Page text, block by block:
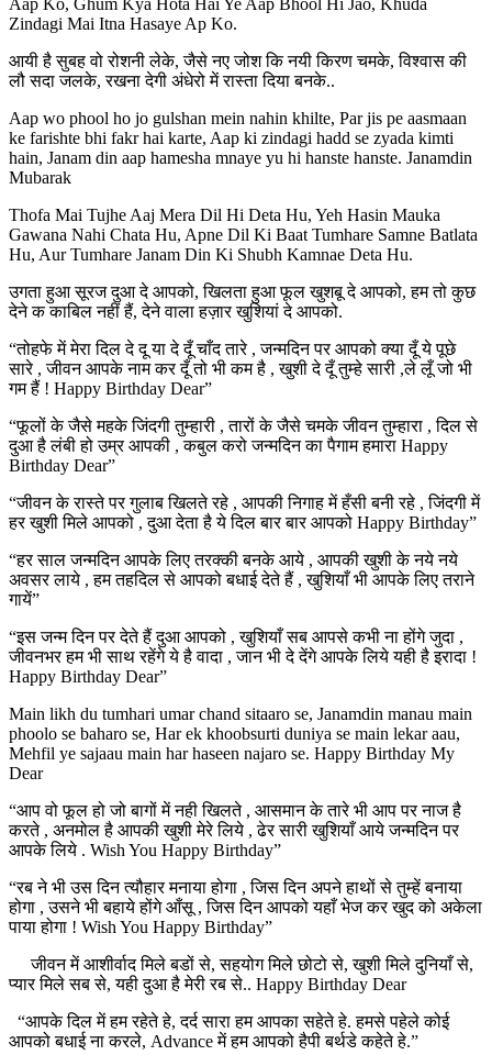
Zindagi Mai Itna Hasaye Ap Ko.
आयी है सुबह वो रोशनी लेके, जैसे नए जोश कि नयी किरण चमके, विश्वास की
लौ सदा जलके, रखना देगी अंधेरो में रास्ता दिया बनके..
Aap wo phool ho jo gulshan mein nahin khilte, Par jis pe aasmaan
ke farishte bhi fakr hai karte, Aap ki zindagi hadd se zyada kimti
hain, Janam din aap hamesha mnaye yu hi hanste hanste. Janamdin
Mubarak
Thofa Mai Tujhe Aaj Mera Dil Hi Deta Hu, Yeh Hasin Mauka
Gawana Nahi Chata Hu, Apne Dil Ki Baat Tumhare Samne Batlata
Hu, Aur Tumhare Janam Din Ki Shubh Kamnae Deta Hu.
उगता हुआ सूरज दुआ दे आपको, खिलता हुआ फूल खुशबू दे आपको, हम तो कुछ
देने क काबिल नहीं हैं, देने वाला हज़ार खुशियां दे आपको.
“तोहफे में मेरा दिल दे दू या दे दूँ चाँद तारे , जन्मदिन पर आपको क्या दूँ ये पूछे
सारे , जीवन आपके नाम कर दूँ तो भी कम है , खुशी दे दूँ तुम्हे सारी ,ले लूँ जो भी
गम हैं ! Happy Birthday Dear”
“फूलों के जैसे महके जिंदगी तुम्हारी , तारों के जैसे चमके जीवन तुम्हारा , दिल से
दुआ है लंबी हो उम्र आपकी , कबुल करो जन्मदिन का पैगाम हमारा Happy
Birthday Dear”
“जीवन के रास्ते पर गुलाब खिलते रहे , आपकी निगाह में हँसी बनी रहे , जिंदगी में
हर खुशी मिले आपको , दुआ देता है ये दिल बार बार आपको Happy Birthday”
“हर साल जन्मदिन आपके लिए तरक्की बनके आये , आपकी खुशी के नये नये
अवसर लाये , हम तहदिल से आपको बधाई देते हैं , खुशियाँ भी आपके लिए तराने
गायें”
“इस जन्म दिन पर देते हैं दुआ आपको , खुशियाँ सब आपसे कभी ना होंगे जुदा ,
जीवनभर हम भी साथ रहेंगे ये है वादा , जान भी दे देंगे आपके लिये यही है इरादा !
Happy Birthday Dear”
Main likh du tumhari umar chand sitaaro se, Janamdin manau main
phoolo se baharo se, Har ek khoobsurti duniya se main lekar aau,
Mehfil ye sajaau main har haseen najaro se. Happy Birthday My
Dear
“आप वो फूल हो जो बागों में नही खिलते , आसमान के तारे भी आप पर नाज है
करते , अनमोल है आपकी खुशी मेरे लिये , ढेर सारी खुशियाँ आये जन्मदिन पर
आपके लिये . Wish You Happy Birthday”
“रब ने भी उस दिन त्यौहार मनाया होगा , जिस दिन अपने हाथों से तुम्हें बनाया
होगा , उसने भी बहाये होंगे आँसू , जिस दिन आपको यहाँ भेज कर खुद को अकेला
पाया होगा ! Wish You Happy Birthday”
जीवन में आशीर्वाद मिले बडों से, सहयोग मिले छोटो से, खुशी मिले दुनियाँ से,
प्यार मिले सब से, यही दुआ है मेरी रब से.. Happy Birthday Dear
“आपके दिल में हम रहेते हे, दर्द सारा हम आपका सहेते हे. हमसे पहेले कोई
आपको बधाई ना करले, Advance में हम आपको हैपी बर्थडे कहेते हे.”